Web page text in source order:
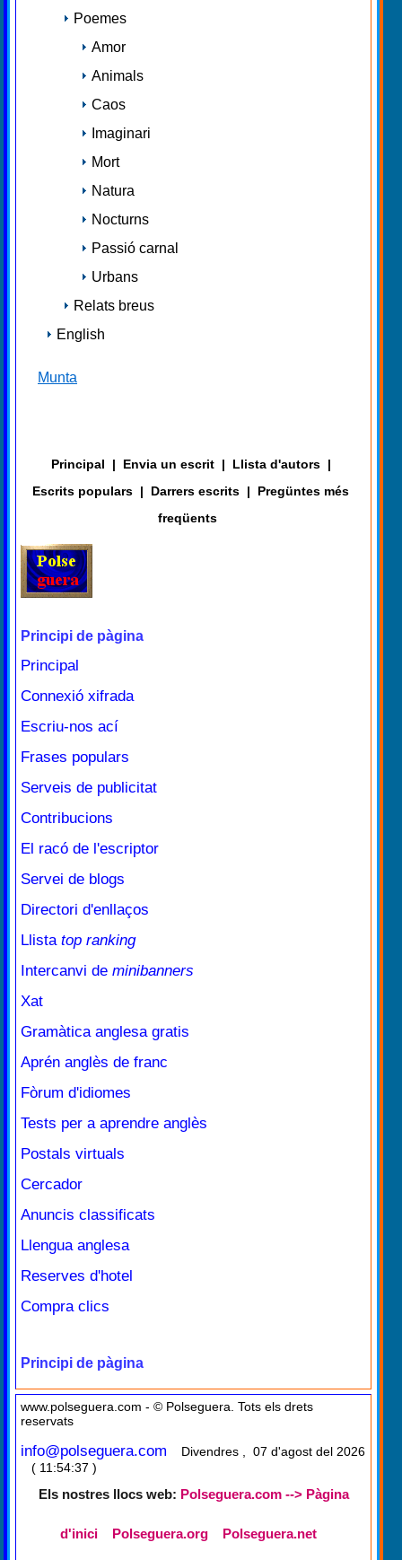
Poemes
Amor
Animals
Caos
Imaginari
Mort
Natura
Nocturns
Passió carnal
Urbans
Relats breus
English
Munta
Principal | Envia un escrit | Llista d'autors |
Escrits populars | Darrers escrits |
Pregüntes més
freqüents
Principi de pàgina
Principal
Connexió xifrada
Escriu-nos ací
Frases populars
Serveis de publicitat
Contribucions
El racó de l'escriptor
Servei de blogs
Directori d'enllaços
Llista top ranking
Intercanvi de minibanners
Xat
Gramàtica anglesa gratis
Aprén anglès de franc
Fòrum d'idiomes
Tests per a aprendre anglès
Postals virtuals
Cercador
Anuncis classificats
Llengua anglesa
Reserves d'hotel
Compra clics
Principi de pàgina
www.polseguera.com - © Polseguera. Tots els drets
reservats
info@polseguera.com
Divendres , 07 d'agost del 2026
( 11:54:37 )
Els nostres llocs web: Polseguera.com --> Pàgina
d'inici Polseguera.org Polseguera.net